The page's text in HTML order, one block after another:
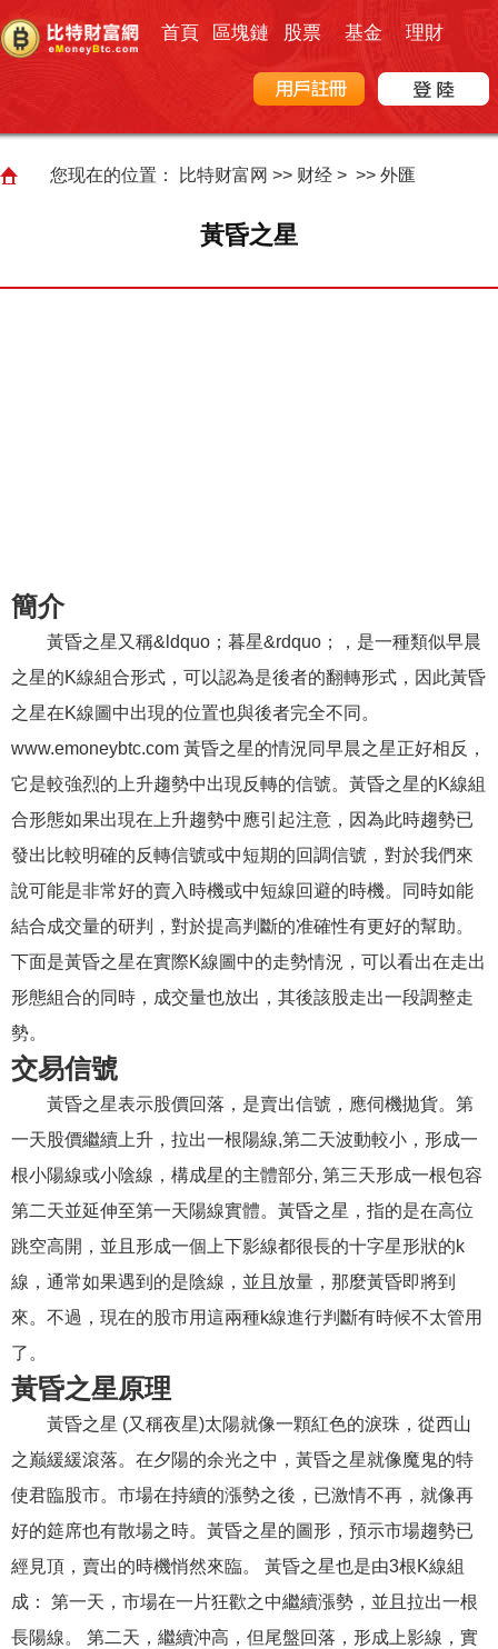
首頁 區塊鏈 股票 基金 理財
您现在的位置： 比特财富网 >> 财经> >> 外匯
黃昏之星
簡介
黃昏之星又稱&ldquo；暮星&rdquo；，是一種類似早晨
之星的K線組合形式，可以認為是後者的翻轉形式，因此黃昏
之星在K線圖中出現的位置也與後者完全不同。
www.emoneybtc.com 黃昏之星的情況同早晨之星正好相反，
它是較強烈的上升趨勢中出現反轉的信號。黃昏之星的K線組
合形態如果出現在上升趨勢中應引起注意，因為此時趨勢已
發出比較明確的反轉信號或中短期的回調信號，對於我們來
說可能是非常好的賣入時機或中短線回避的時機。同時如能
結合成交量的研判，對於提高判斷的准確性有更好的幫助。
下面是黃昏之星在實際K線圖中的走勢情況，可以看出在走出
形態組合的同時，成交量也放出，其後該股走出一段調整走
勢。
交易信號
黃昏之星表示股價回落，是賣出信號，應伺機拋貨。第
一天股價繼續上升，拉出一根陽線,第二天波動較小，形成一
根小陽線或小陰線，構成星的主體部分, 第三天形成一根包容
第二天並延伸至第一天陽線實體。黃昏之星，指的是在高位
跳空高開，並且形成一個上下影線都很長的十字星形狀的k
線，通常如果遇到的是陰線，並且放量，那麼黃昏即將到
來。不過，現在的股市用這兩種k線進行判斷有時候不太管用
了。
黃昏之星原理
黃昏之星 (又稱夜星)太陽就像一顆紅色的淚珠，從西山
之巅緩緩滾落。在夕陽的余光之中，黃昏之星就像魔鬼的特
使君臨股市。市場在持續的漲勢之後，已激情不再，就像再
好的筵席也有散場之時。黃昏之星的圖形，預示市場趨勢已
經見頂，賣出的時機悄然來臨。 黃昏之星也是由3根K線組
成： 第一天，市場在一片狂歡之中繼續漲勢，並且拉出一根
長陽線。 第二天，繼續沖高，但尾盤回落，形成上影線，實